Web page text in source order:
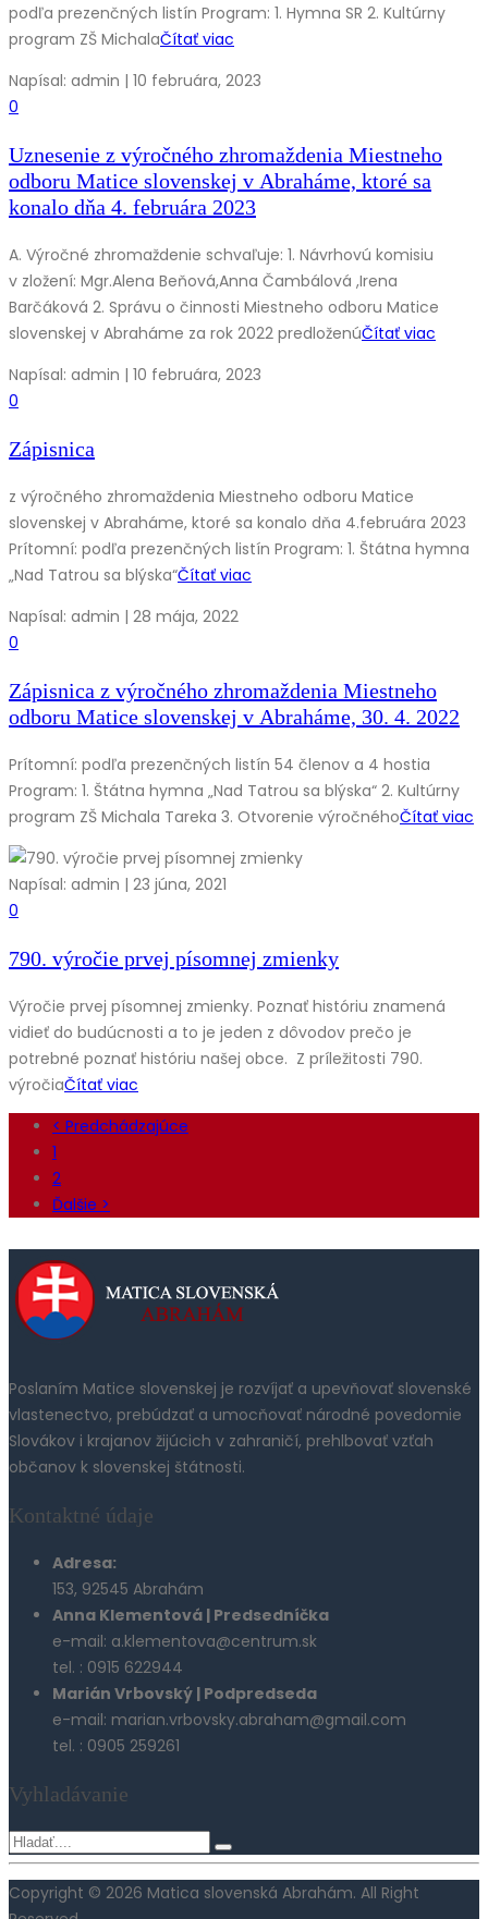
podľa prezenčných listín Program: 1. Hymna SR 2. Kultúrny
program ZŠ MichalaČítať viac
Napísal: admin | 10 februára, 2023
0
Uznesenie z výročného zhromaždenia Miestneho
odboru Matice slovenskej v Abraháme, ktoré sa
konalo dňa 4. februára 2023
A. Výročné zhromaždenie schvaľuje: 1. Návrhovú komisiu
v zložení: Mgr.Alena Beňová,Anna Čambálová ,Irena
Barčáková 2. Správu o činnosti Miestneho odboru Matice
slovenskej v Abraháme za rok 2022 predloženúČítať viac
Napísal: admin | 10 februára, 2023
0
Zápisnica
z výročného zhromaždenia Miestneho odboru Matice
slovenskej v Abraháme, ktoré sa konalo dňa 4.februára 2023
Prítomní: podľa prezenčných listín Program: 1. Štátna hymna
„Nad Tatrou sa blýska“Čítať viac
Napísal: admin | 28 mája, 2022
0
Zápisnica z výročného zhromaždenia Miestneho
odboru Matice slovenskej v Abraháme, 30. 4. 2022
Prítomní: podľa prezenčných listín 54 členov a 4 hostia
Program: 1. Štátna hymna „Nad Tatrou sa blýska“ 2. Kultúrny
program ZŠ Michala Tareka 3. Otvorenie výročnéhoČítať viac
Napísal: admin | 23 júna, 2021
0
790. výročie prvej písomnej zmienky
Výročie prvej písomnej zmienky. Poznať históriu znamená
vidieť do budúcnosti a to je jeden z dôvodov prečo je
potrebné poznať históriu našej obce. Z príležitosti 790.
výročiaČítať viac
< Predchádzajúce
1
2
Ďalšie >
Poslaním Matice slovenskej je rozvíjať a upevňovať slovenské
vlastenectvo, prebúdzať a umocňovať národné povedomie
Slovákov i krajanov žijúcich v zahraničí, prehlbovať vzťah
občanov k slovenskej štátnosti.
Kontaktné údaje
Adresa:
153, 92545 Abrahám
Anna Klementová | Predsedníčka
e-mail: a.klementova@centrum.sk
tel. : 0915 622944
Marián Vrbovský | Podpredseda
e-mail: marian.vrbovsky.abraham@gmail.com
tel. : 0905 259261
Vyhladávanie
Copyright © 2026 Matica slovenská Abrahám. All Right